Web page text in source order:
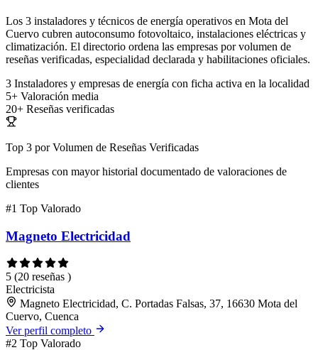
Los 3 instaladores y técnicos de energía operativos en Mota del
Cuervo cubren autoconsumo fotovoltaico, instalaciones eléctricas y
climatización. El directorio ordena las empresas por volumen de
reseñas verificadas, especialidad declarada y habilitaciones oficiales.
3 Instaladores y empresas de energía con ficha activa en la localidad
5+ Valoración media
20+ Reseñas verificadas
Top 3 por Volumen de Reseñas Verificadas
Empresas con mayor historial documentado de valoraciones de
clientes
#1 Top Valorado
Magneto Electricidad
5 (20 reseñas )
Electricista
Magneto Electricidad, C. Portadas Falsas, 37, 16630 Mota del
Cuervo, Cuenca
Ver perfil completo
#2 Top Valorado